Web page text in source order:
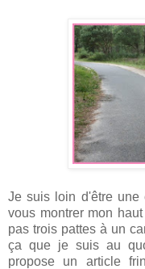
Je suis loin d'être une
vous montrer mon
pas trois pattes à un
ça que je suis au
propose un article